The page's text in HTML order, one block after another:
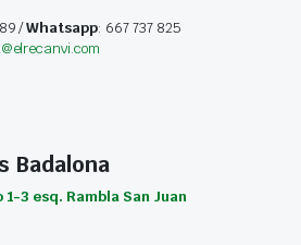
/Whatsapp: 667 737 825
Badalona
1-3 esq. Rambla San Juan